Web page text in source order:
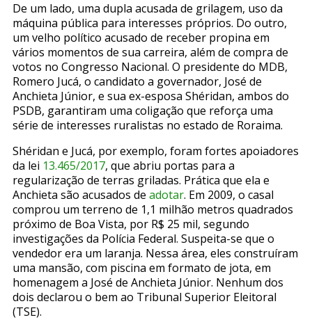
De um lado, uma dupla acusada de grilagem, uso da
máquina pública para interesses próprios. Do outro,
um velho político acusado de receber propina em
vários momentos de sua carreira, além de compra de
votos no Congresso Nacional. O presidente do MDB,
Romero Jucá, o candidato a governador, José de
Anchieta Júnior, e sua ex-esposa Shéridan, ambos do
PSDB, garantiram uma coligação que reforça uma
série de interesses ruralistas no estado de Roraima.
Shéridan e Jucá, por exemplo, foram fortes apoiadores
da lei 13.465/2017, que abriu portas para a
regularização de terras griladas. Prática que ela e
Anchieta são acusados de adotar. Em 2009, o casal
comprou um terreno de 1,1 milhão metros quadrados
próximo de Boa Vista, por R$ 25 mil, segundo
investigações da Polícia Federal. Suspeita-se que o
vendedor era um laranja. Nessa área, eles construíram
uma mansão, com piscina em formato de jota, em
homenagem a José de Anchieta Júnior. Nenhum dos
dois declarou o bem ao Tribunal Superior Eleitoral
(TSE).